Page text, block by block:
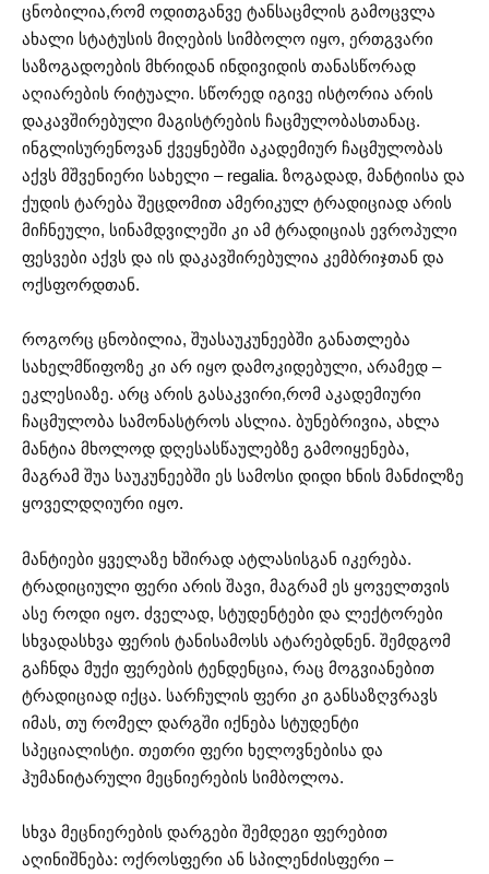
ცნობილია,რომ ოდითგანვე ტანსაცმლის გამოცვლა
ახალი სტატუსის მიღების სიმბოლო იყო, ერთგვარი
საზოგადოების მხრიდან ინდივიდის თანასწორად
აღიარების რიტუალი. სწორედ იგივე ისტორია არის
დაკავშირებული მაგისტრების ჩაცმულობასთანაც.
ინგლისურენოვან ქვეყნებში აკადემიურ ჩაცმულობას
აქვს მშვენიერი სახელი – regalia. ზოგადად, მანტიისა და
ქუდის ტარება შეცდომით ამერიკულ ტრადიციად არის
მიჩნეული, სინამდვილეში კი ამ ტრადიციას ევროპული
ფესვები აქვს და ის დაკავშირებულია კემბრიჯთან და
ოქსფორდთან.
როგორც ცნობილია, შუასაუკუნეებში განათლება
სახელმწიფოზე კი არ იყო დამოკიდებული, არამედ –
ეკლესიაზე. არც არის გასაკვირი,რომ აკადემიური
ჩაცმულობა სამონასტროს ასლია. ბუნებრივია, ახლა
მანტია მხოლოდ დღესასწაულებზე გამოიყენება,
მაგრამ შუა საუკუნეებში ეს სამოსი დიდი ხნის მანძილზე
ყოველდღიური იყო.
მანტიები ყველაზე ხშირად ატლასისგან იკერება.
ტრადიციული ფერი არის შავი, მაგრამ ეს ყოველთვის
ასე როდი იყო. ძველად, სტუდენტები და ლექტორები
სხვადასხვა ფერის ტანისამოსს ატარებდნენ. შემდგომ
გაჩნდა მუქი ფერების ტენდენცია, რაც მოგვიანებით
ტრადიციად იქცა. სარჩულის ფერი კი განსაზღვრავს
იმას, თუ რომელ დარგში იქნება სტუდენტი
სპეციალისტი. თეთრი ფერი ხელოვნებისა და
ჰუმანიტარული მეცნიერების სიმბოლოა.
სხვა მეცნიერების დარგები შემდეგი ფერებით
აღინიშნება: ოქროსფერი ან სპილენძისფერი –